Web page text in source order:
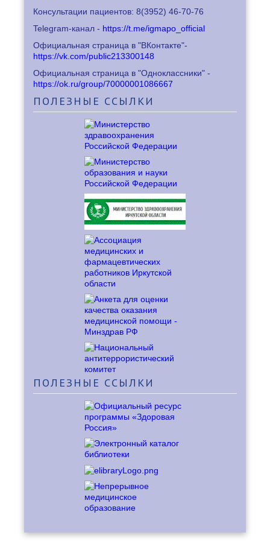
Консультации пациентов: 8(3952) 46-70-76
Telegram-канал - https://t.me/igmapo_official
Официальная страница в "ВКонтакте"-
https://vk.com/public213300148
Официальная страница в "Одноклассники" -
https://ok.ru/group/70000001086667
ПОЛЕЗНЫЕ ССЫЛКИ
ПОЛЕЗНЫЕ ССЫЛКИ